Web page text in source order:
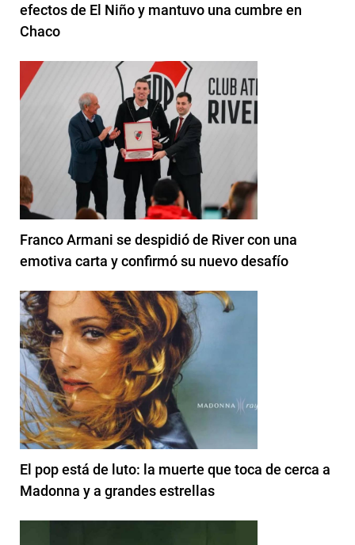
efectos de El Niño y mantuvo una cumbre en
Chaco
Franco Armani se despidió de River con una
emotiva carta y confirmó su nuevo desafío
El pop está de luto: la muerte que toca de cerca a
Madonna y a grandes estrellas